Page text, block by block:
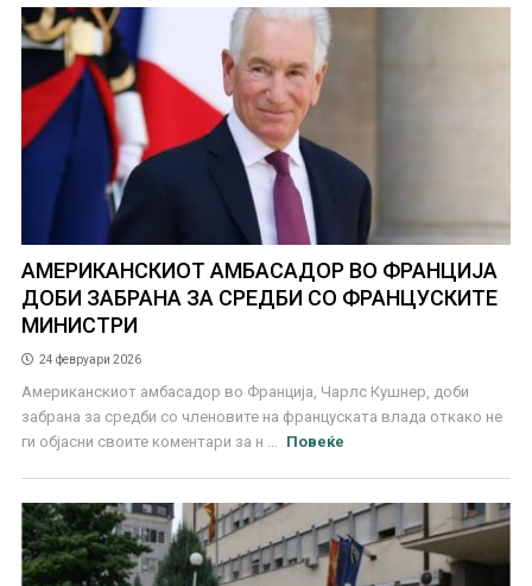
АМЕРИКАНСКИОТ АМБАСАДОР ВО ФРАНЦИЈА
ДОБИ ЗАБРАНА ЗА СРЕДБИ СО ФРАНЦУСКИТЕ
МИНИСТРИ
24 февруари 2026
Американскиот амбасадор во Франција, Чарлс Кушнер, доби
забрана за средби со членовите на француската влада откако не
ги објасни своите коментари за н ...
Повеќе